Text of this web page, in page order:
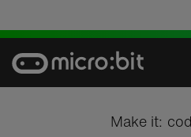
content
Make it: